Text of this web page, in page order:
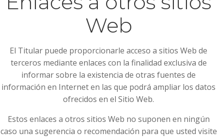
Web
El Titular puede proporcionarle acceso a sitios Web de
terceros mediante enlaces con la finalidad exclusiva de
informar sobre la existencia de otras fuentes de
información en Internet en las que podrá ampliar los datos
ofrecidos en el Sitio Web.
Estos enlaces a otros sitios Web no suponen en ningún
caso una sugerencia o recomendación para que usted visite